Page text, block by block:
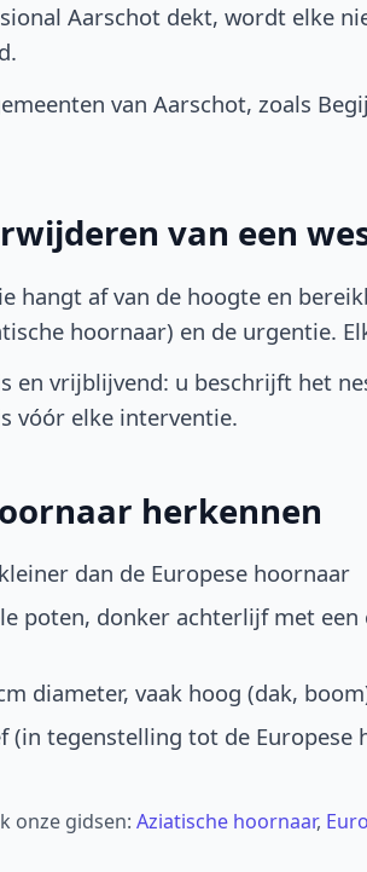
Aarschot dekt, wordt elke
van Aarschot, zoals
van een
hangt af van de hoogte en
hoornaar) en de urgentie.
en vrijblijvend: u beschrijft het
vóór elke interventie.
herkennen
dan de Europese hoornaar
poten, donker achterlijf met
diameter, vaak hoog (dak,
(in tegenstelling tot de Europese
onze gidsen: Aziatische hoornaar,